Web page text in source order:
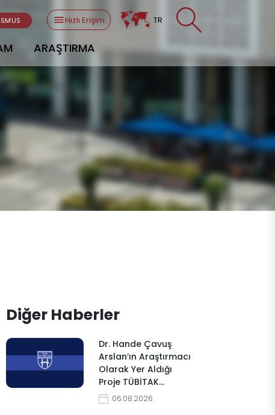
Hızlı Erişim TR
ARAŞTIRMA
Diğer Haberler
Dr. Hande Çavuş
Arslan’ın Araştırmacı
Olarak Yer Aldığı
Proje TÜBİTAK…
06.08.2026